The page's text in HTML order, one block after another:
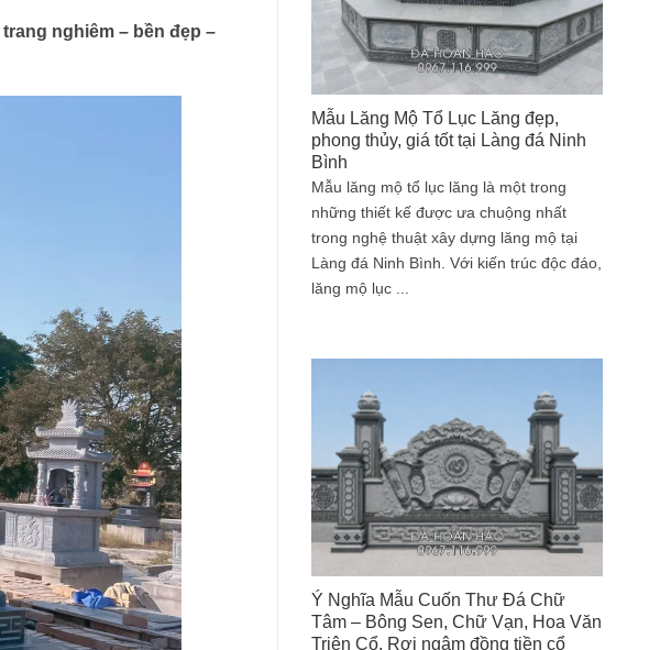
Mẫu Lăng Mộ Tổ Lục Lăng đẹp,
phong thủy, giá tốt tại Làng đá Ninh
Bình
Mẫu lăng mộ tổ lục lăng là một trong
những thiết kế được ưa chuộng nhất
trong nghệ thuật xây dựng lăng mộ tại
Làng đá Ninh Bình. Với kiến trúc độc đáo,
lăng mộ lục ...
Ý Nghĩa Mẫu Cuốn Thư Đá Chữ
Tâm – Bông Sen, Chữ Vạn, Hoa Văn
Triện Cổ, Rơi ngậm đồng tiền cổ
trang nghiêm – bền đẹp –